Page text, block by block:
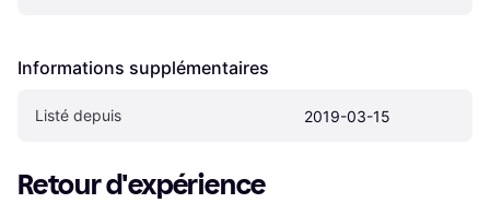
Informations supplémentaires
Listé depuis 2019-03-15
Retour d'expérience